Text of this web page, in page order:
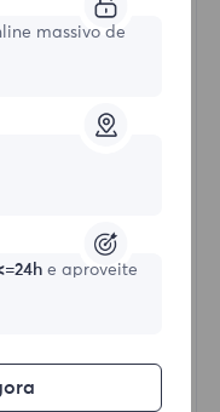
Ilimitados
massivo de
e aproveite